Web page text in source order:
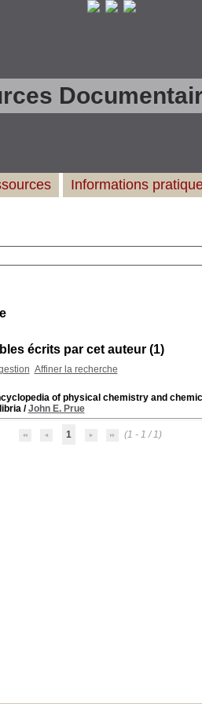
écrits par cet auteur (1)
Affiner la recherche
of physical chemistry and
/John E. Prue
1 (1 - 1 / 1)
Informations